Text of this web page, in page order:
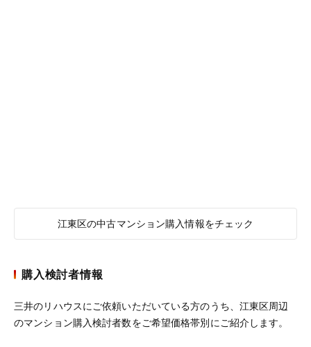
江東区の中古マンション購入情報をチェック
購入検討者情報
三井のリハウスにご依頼いただいている方のうち、江東区周辺
のマンション購入検討者数をご希望価格帯別にご紹介します。